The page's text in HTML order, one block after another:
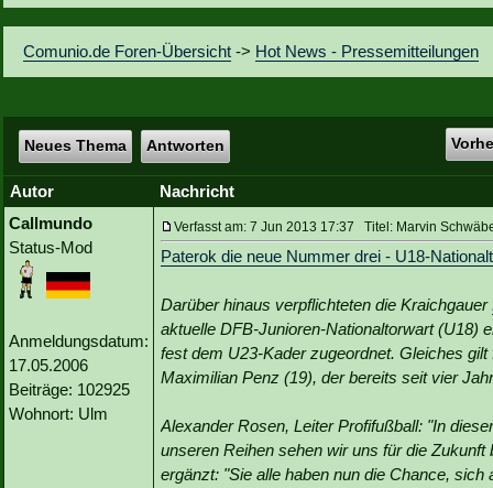
Vereinsfragen
Comunio.de Foren-Übersicht -> Hot News - Pressemitteilungen
Neues Thema Antworten
Autor
Nachricht
Callmundo
Status-Mod
Anmeldungsdatum:
17.05.2006
Beiträge: 102925
Wohnort: Ulm
Verfasst am: 7 Jun 2013 17:37 Titel: Marvin
Paterok die neue Nummer drei - U18-
Darüber hinaus verpflichteten die Kraichgauer
aktuelle DFB-Junioren-Nationaltorwart (U18)
fest dem U23-Kader zugeordnet. Gleiches
Maximilian Penz (19), der bereits seit vier
Alexander Rosen, Leiter Profifußball: "In
unseren Reihen sehen wir uns für die
ergänzt: "Sie alle haben nun die Chance,